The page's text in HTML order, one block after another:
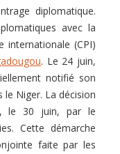
diplomatique.
avec la
internationale (CPI)
. Le 24 juin,
notifié son
le Niger. La décision
le 30 juin, par le
Cette démarche
faite par les